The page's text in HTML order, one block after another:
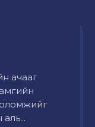
ачааг